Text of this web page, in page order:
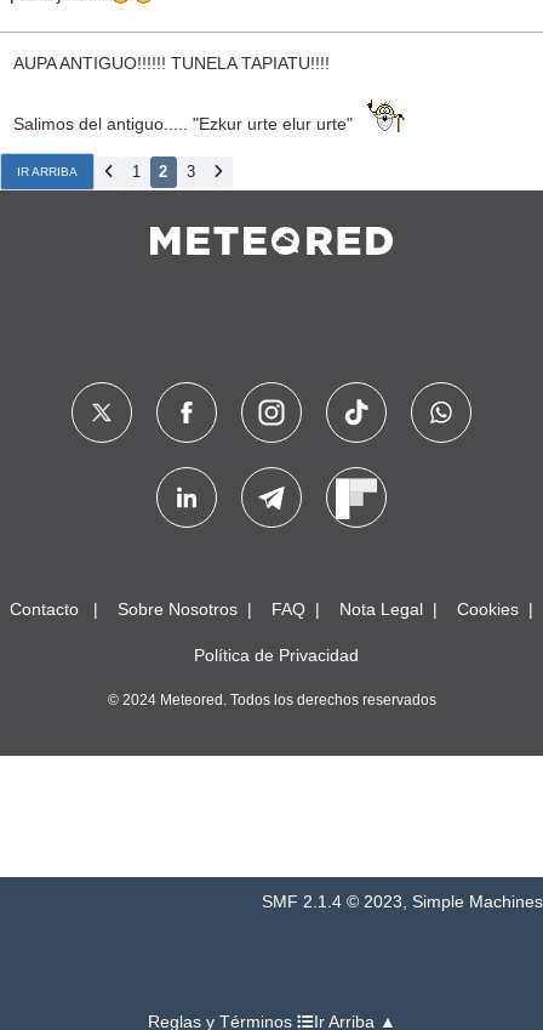
AUPA ANTIGUO!!!!!! TUNELA TAPIATU!!!!
Salimos del antiguo..... "Ezkur urte elur urte"
IR ARRIBA 1 2 3
Contacto Sobre Nosotros FAQ Nota Legal Cookies
Política de Privacidad
© 2024 Meteored. Todos los derechos reservados
SMF 2.1.4 © 2023 Simple Machines
Reglas y Términos Ir Arriba ▲